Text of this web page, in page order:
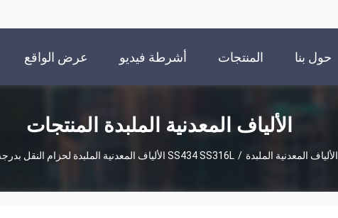
حول بنا المنتجات أشرطة فيديو عرض الواقع
الافتراضي
الألياف المعدنية الملبدة المنتجات
الألياف المعدنية الملبدة / SS434 SS316L الألياف المعدنية الملبدة لحزام النقل بدرجة حرارة عالية